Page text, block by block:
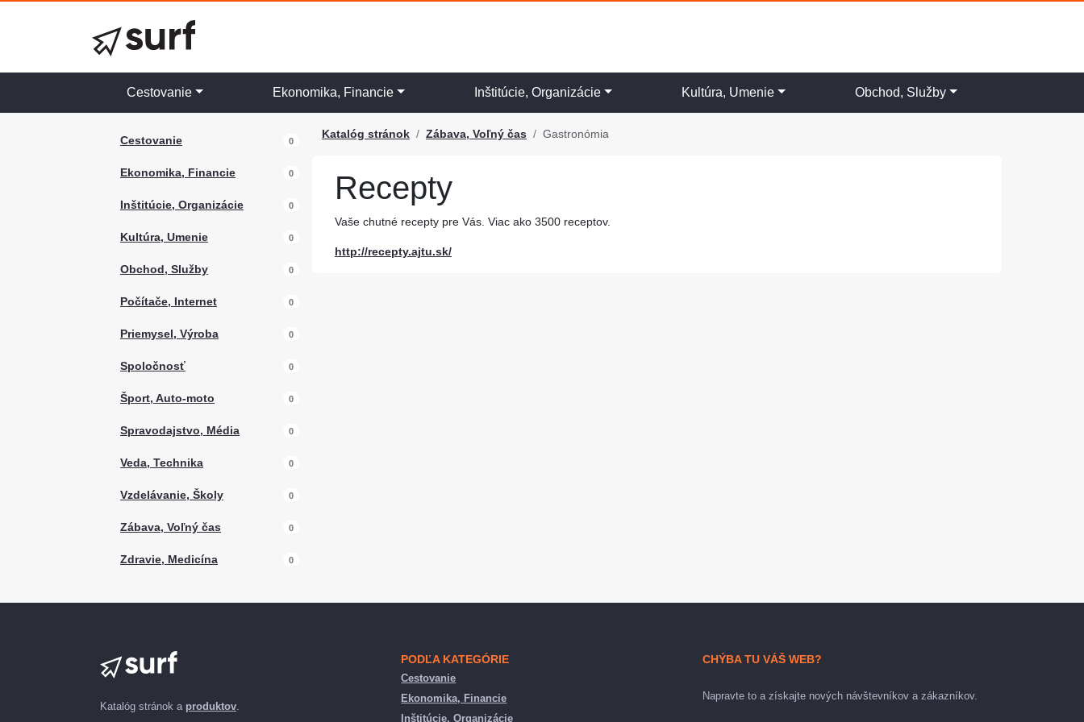
Cestovanie Ekonomika, Financie Inštitúcie, Organizácie Kultúra, Umenie Obchod, Služby
Cestovanie 0
Ekonomika, Financie 0
Inštitúcie, Organizácie 0
Kultúra, Umenie 0
Obchod, Služby 0
Počítače, Internet 0
Priemysel, Výroba 0
Spoločnosť 0
Šport, Auto-moto 0
Spravodajstvo, Média 0
Veda, Technika 0
Vzdelávanie, Školy 0
Zábava, Voľný čas 0
Zdravie, Medicína 0
Katalóg stránok Zábava, Voľný čas Gastronómia
Recepty
Vaše chutné recepty pre Vás. Viac ako 3500 receptov.
http://recepty.ajtu.sk/
Katalóg stránok a produktov.
PODĽA KATEGÓRIE
Cestovanie
Ekonomika, Financie
Inštitúcie, Organizácie
CHÝBA TU VÁŠ WEB?
Napravte to a získajte nových návštevníkov a zákazníkov.